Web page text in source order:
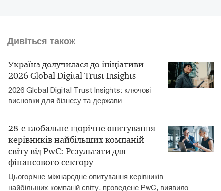
Дивіться також
Україна долучилася до ініціативи
2026 Global Digital Trust Insights
2026 Global Digital Trust Insights: ключові
висновки для бізнесу та держави
28-е глобальне щорічне опитування
керівників найбільших компаній
світу від PwC: Результати для
фінансового сектору
Цьогорічне міжнародне опитування керівників
найбільших компаній світу, проведене PwC, виявило